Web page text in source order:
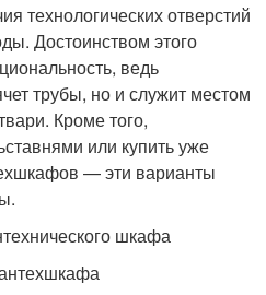
технологических отверстий
Достоинством этого
ведь
трубы, но и служит местом
Кроме того,
или купить уже
— эти варианты
шкафа